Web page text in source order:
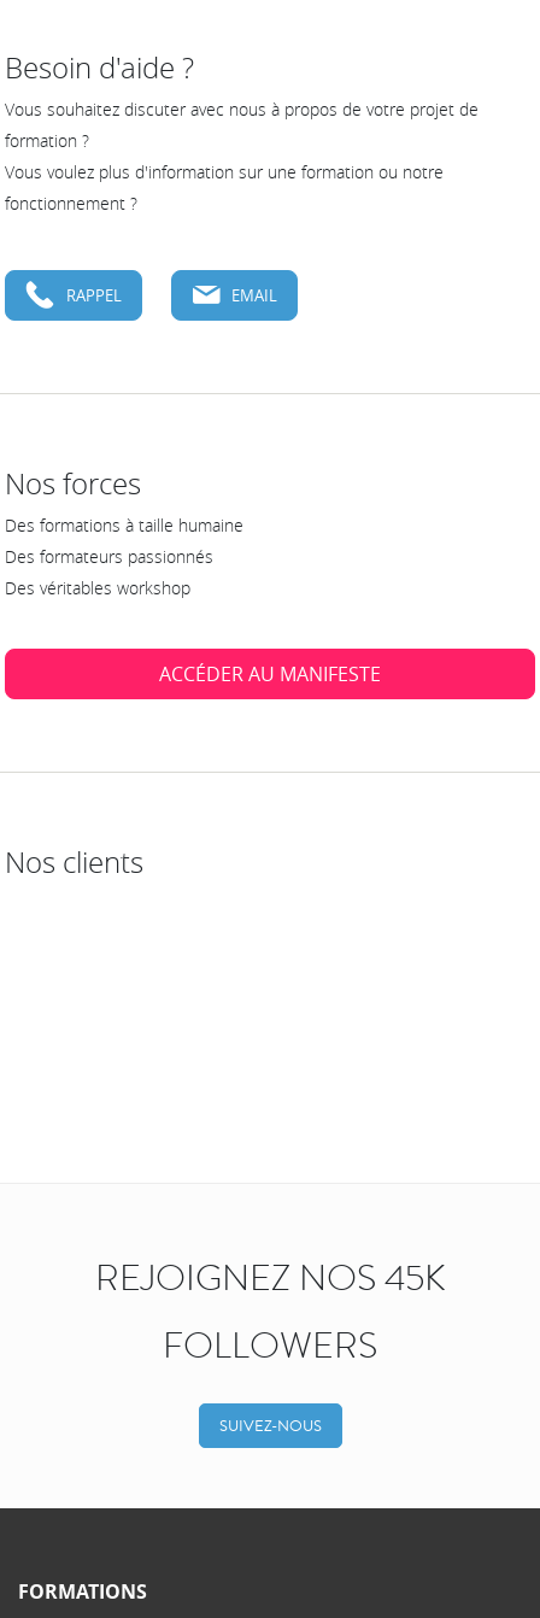
Besoin d'aide ?
Vous souhaitez discuter avec nous à propos de votre projet de
formation ?
Vous voulez plus d'information sur une formation ou notre
fonctionnement ?
RAPPEL EMAIL
Nos forces
Des formations à taille humaine
Des formateurs passionnés
Des véritables workshop
ACCÉDER AU MANIFESTE
Nos clients
REJOIGNEZ NOS 45K
FOLLOWERS
SUIVEZ-NOUS
FORMATIONS